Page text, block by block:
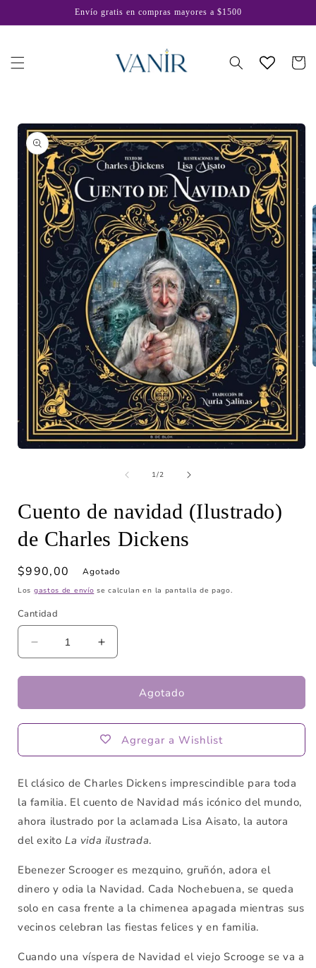
directamente
al contenido
Envío gratis en compras mayores a $1500
Carrito
directamente
a la
información
del producto
una
ventana
1/de2
Cuento de navidad (Ilustrado)
de Charles Dickens
Precio
habitual
$990,00 Agotado
Los gastos de envío se calculan en la pantalla de pago.
Cantidad
Reducir
cantidad
para
de
navidad
Dickens
Aumentar
cantidad
para
Cuento
de
navidad
(Ilustrado)
Dickens
Agotado
Agregar a Wishlist
El clásico de Charles Dickens imprescindible para toda
la familia. El cuento de Navidad más icónico del mundo,
ahora ilustrado por la aclamada Lisa Aisato, la autora
del exito La vida ilustrada.
Ebenezer Scrooger es mezquino, gruñón, adora el
dinero y odia la Navidad. Cada Nochebuena, se queda
solo en casa frente a la chimenea apagada mientras sus
vecinos celebran las fiestas felices y en familia.
Cuando una víspera de Navidad el viejo Scrooge se va a